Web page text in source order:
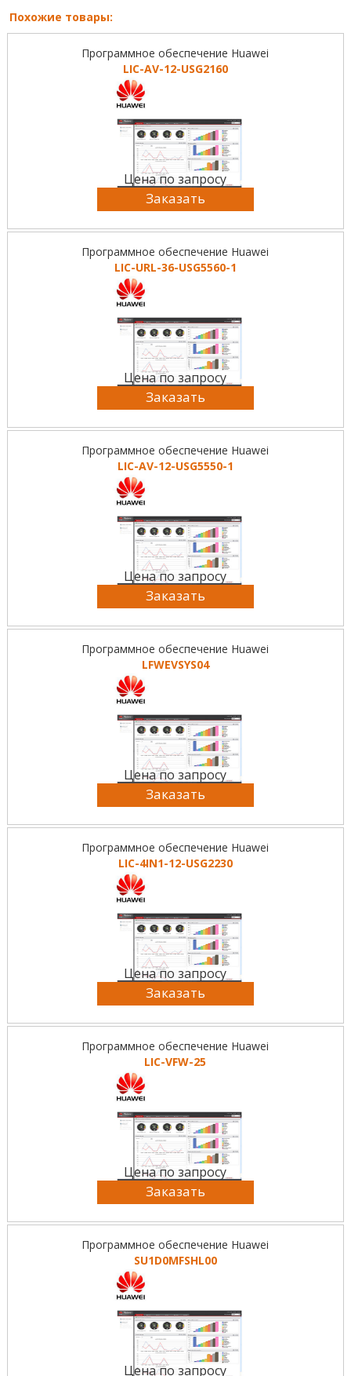
Похожие товары:
Программное обеспечение Huawei
LIC-AV-12-USG2160
Цена по запросу
Заказать
Программное обеспечение Huawei
LIC-URL-36-USG5560-1
Цена по запросу
Заказать
Программное обеспечение Huawei
LIC-AV-12-USG5550-1
Цена по запросу
Заказать
Программное обеспечение Huawei
LFWEVSYS04
Цена по запросу
Заказать
Программное обеспечение Huawei
LIC-4IN1-12-USG2230
Цена по запросу
Заказать
Программное обеспечение Huawei
LIC-VFW-25
Цена по запросу
Заказать
Программное обеспечение Huawei
SU1D0MFSHL00
Цена по запросу